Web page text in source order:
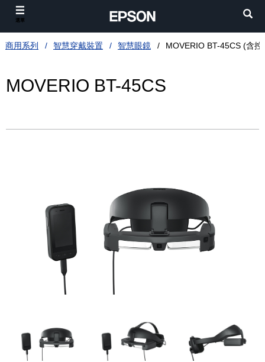
商用系列 智慧穿戴裝置 智慧眼鏡 MOVERIO BT-45CS (含控
MOVERIO BT-45CS